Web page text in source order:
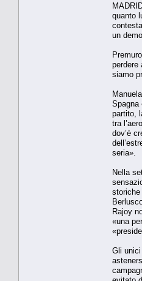
quanto
un
perdere
siamo
Spagna
partito,
tra
dov’è
seria».
Nella
storiche
Rajoy
«una
Gli